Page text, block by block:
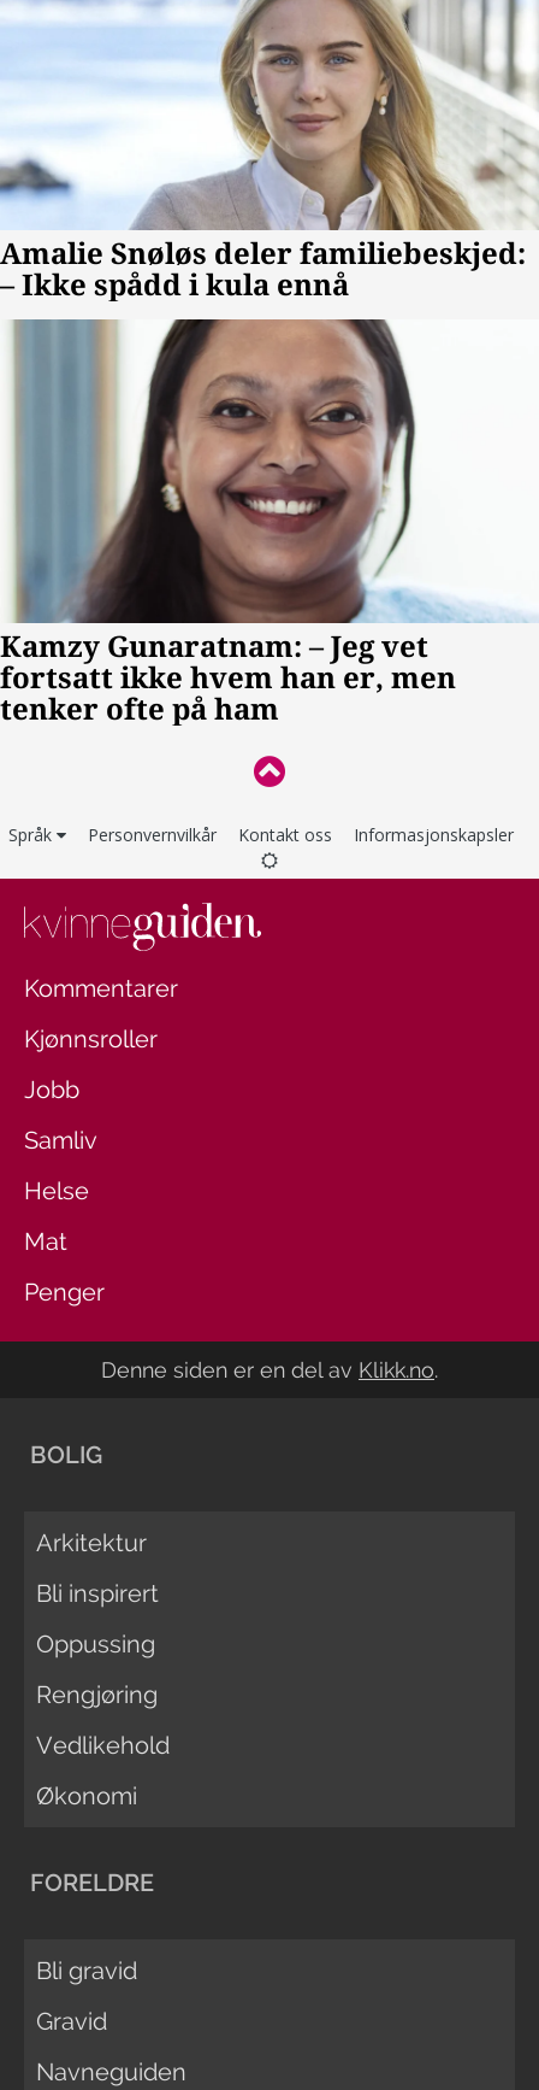
Språk Personvernvilkår Kontakt oss Informasjonskapsler
Kommentarer
Kjønnsroller
Jobb
Samliv
Helse
Mat
Penger
Denne siden er en del av Klikk.no.
BOLIG
Arkitektur
Bli inspirert
Oppussing
Rengjøring
Vedlikehold
Økonomi
FORELDRE
Bli gravid
Gravid
Navneguiden